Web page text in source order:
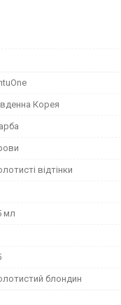
Корея
відтінки
мл
блондин